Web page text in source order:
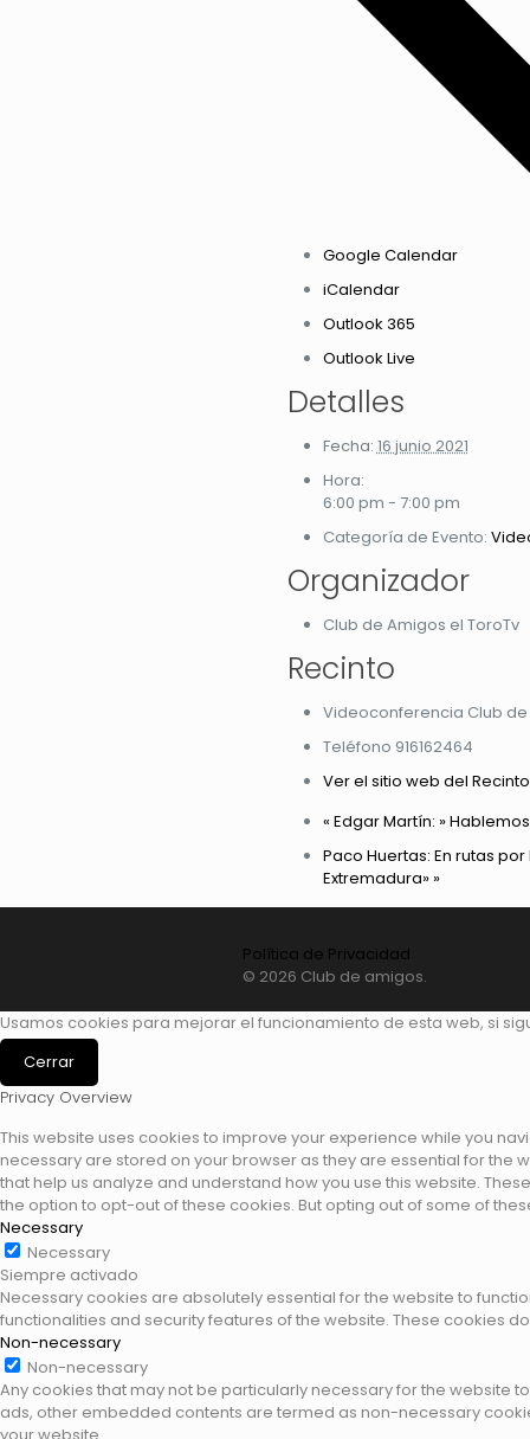
Google Calendar
iCalendar
Outlook 365
Outlook Live
Detalles
Fecha: 16 junio 2021
Hora:
6:00 pm - 7:00 pm
Categoría de Evento:
Organizador
Club de Amigos el ToroTv
Recinto
Videoconferencia Club
Teléfono 916162464
Ver el sitio web del Recinto
« Edgar Martín: »
Paco Huertas: En rutas
Extremadura» »
Política de Privacidad
© 2026 Club de amigos.
Usamos cookies para mejorar el funcionamiento de esta web, si
Cerrar
Privacy Overview
This website uses cookies to improve your experience while you
necessary are stored on your browser as they are essential for the
that help us analyze and understand how you use this website.
the option to opt-out of these cookies. But opting out of some of
Necessary
Necessary
Siempre activado
Necessary cookies are absolutely essential for the website to
functionalities and security features of the website. These cookies
Non-necessary
Non-necessary
Any cookies that may not be particularly necessary for the website
ads, other embedded contents are termed as non-necessary
your website.